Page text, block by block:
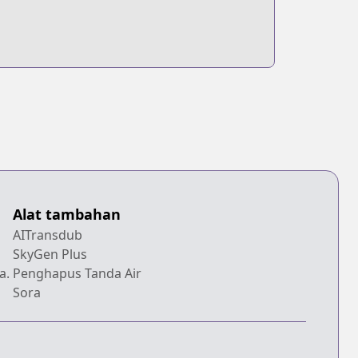
Alat tambahan
AITransdub
SkyGen Plus
Penghapus Tanda Air
Sora